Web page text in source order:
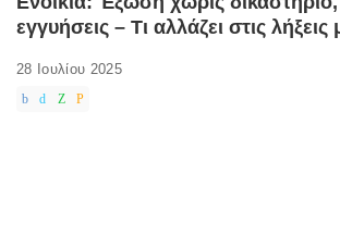
εγγυήσεις – Τι αλλάζει στις
28 Ιουλίου 2025